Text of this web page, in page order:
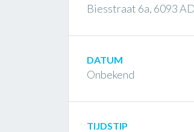
Biesstraat 6a, 6093
DATUM
Onbekend
TIJDSTIP